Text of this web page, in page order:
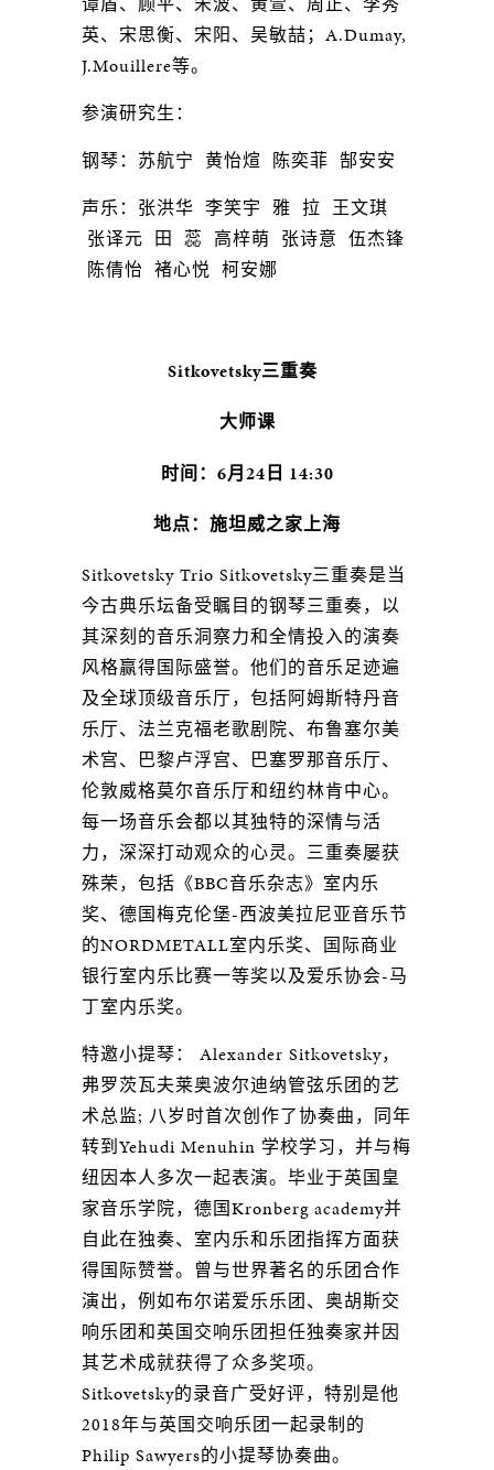
英、宋思衡、宋阳、吴敏喆；A.Dumay,
J.Mouillere等。
参演研究生：
钢琴：苏航宁 黄怡煊 陈奕菲 郜安安
声乐：张洪华 李笑宇 雅 拉 王文琪
张译元 田 蕊 高梓萌 张诗意 伍杰锋
陈倩怡 褚心悦 柯安娜
Sitkovetsky三重奏
大师课
时间：6月24日 14:30
地点：施坦威之家上海
Sitkovetsky Trio Sitkovetsky三重奏是当
今古典乐坛备受瞩目的钢琴三重奏，以
其深刻的音乐洞察力和全情投入的演奏
风格赢得国际盛誉。他们的音乐足迹遍
及全球顶级音乐厅，包括阿姆斯特丹音
乐厅、法兰克福老歌剧院、布鲁塞尔美
术宫、巴黎卢浮宫、巴塞罗那音乐厅、
伦敦威格莫尔音乐厅和纽约林肯中心。
每一场音乐会都以其独特的深情与活
力，深深打动观众的心灵。三重奏屡获
殊荣，包括《BBC音乐杂志》室内乐
奖、德国梅克伦堡-西波美拉尼亚音乐节
的NORDMETALL室内乐奖、国际商业
银行室内乐比赛一等奖以及爱乐协会-马
丁室内乐奖。
特邀小提琴： Alexander Sitkovetsky，
弗罗茨瓦夫莱奥波尔迪纳管弦乐团的艺
术总监; 八岁时首次创作了协奏曲，同年
转到Yehudi Menuhin 学校学习，并与梅
纽因本人多次一起表演。毕业于英国皇
家音乐学院，德国Kronberg academy并
自此在独奏、室内乐和乐团指挥方面获
得国际赞誉。曾与世界著名的乐团合作
演出，例如布尔诺爱乐乐团、奥胡斯交
响乐团和英国交响乐团担任独奏家并因
其艺术成就获得了众多奖项。
Sitkovetsky的录音广受好评，特别是他
2018年与英国交响乐团一起录制的
Philip Sawyers的小提琴协奏曲。